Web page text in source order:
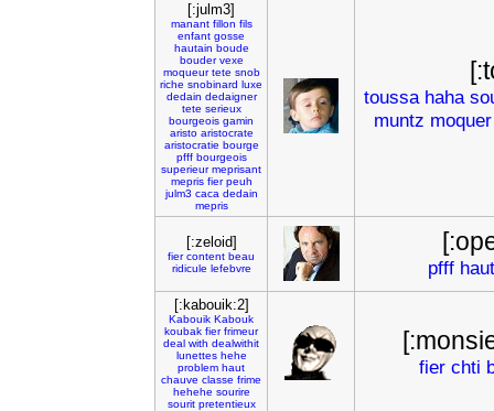
[:julm3]
manant fillon fils
enfant gosse
hautain boude
bouder vexe
moqueur tete snob
riche snobinard luxe
dedain dedaigner
tete serieux
bourgeois gamin
aristo aristocrate
aristocratie bourge
pfff bourgeois
superieur meprisant
mepris fier peuh
julm3 caca dedain
mepris
toussa haha
muntz moquer
[:zeloid]
fier content beau
ridicule lefebvre pfff
[:kabouik:2]
Kabouik Kabouk
koubak fier frimeur
deal with dealwithit
lunettes hehe
problem haut
chauve classe frime
hehehe sourire
sourit pretentieux
fier chti